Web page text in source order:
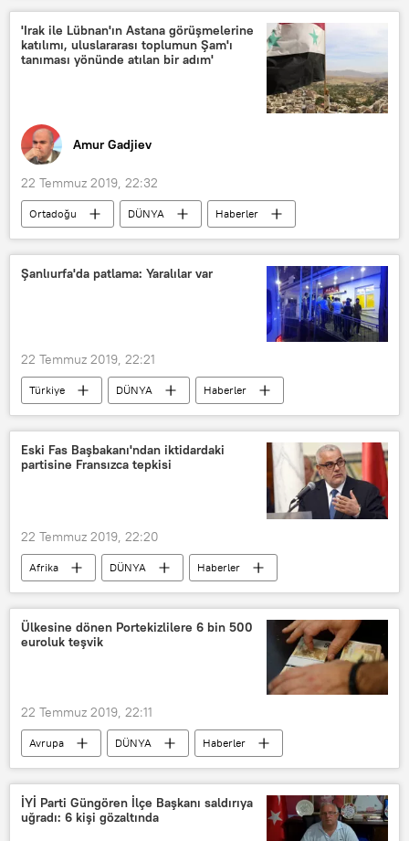
'Irak ile Lübnan'ın Astana görüşmelerine
katılımı, uluslararası toplumun Şam'ı
tanıması yönünde atılan bir adım'
Amur Gadjiev
22 Temmuz 2019, 22:32
Ortadoğu DÜNYA
Haberler
GÖRÜŞ
Irak
Lübnan
Astana görüşmeleri
Suriye
Kazakistan
Nursultan
Şanlıurfa'da patlama: Yaralılar var
22 Temmuz 2019, 22:21
Türkiye DÜNYA
Haberler
Şanlıurfa
Ceylanpınar
Patlama
Suriye
Eski Fas Başbakanı'ndan iktidardaki
partisine Fransızca tepkisi
22 Temmuz 2019, 22:20
Afrika DÜNYA
Haberler
FAS
Fransızca
Ülkesine dönen Portekizlilere 6 bin 500
euroluk teşvik
22 Temmuz 2019, 22:11
Avrupa DÜNYA
Haberler
Portekiz
Teşvik Göçmen
İYİ Parti Güngören İlçe Başkanı saldırıya
uğradı: 6 kişi gözaltında